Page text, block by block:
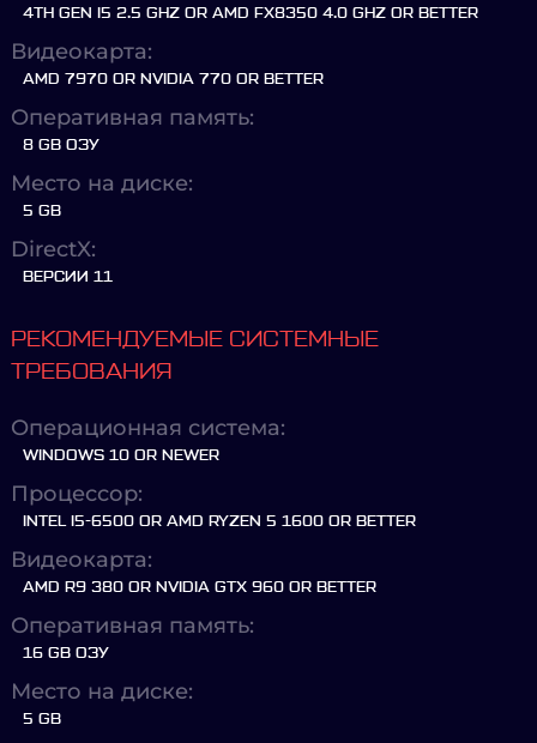
4TH GEN I5 2.5 GHZ OR AMD FX8350 4.0 GHZ OR BETTER
Видеокарта:
AMD 7970 OR NVIDIA 770 OR BETTER
Оперативная память:
8 GB ОЗУ
Место на диске:
5 GB
DirectX:
ВЕРСИИ 11
РЕКОМЕНДУЕМЫЕ СИСТЕМНЫЕ
ТРЕБОВАНИЯ
Операционная система:
WINDOWS 10 OR NEWER
Процессор:
INTEL I5-6500 OR AMD RYZEN 5 1600 OR BETTER
Видеокарта:
AMD R9 380 OR NVIDIA GTX 960 OR BETTER
Оперативная память:
16 GB ОЗУ
Место на диске:
5 GB